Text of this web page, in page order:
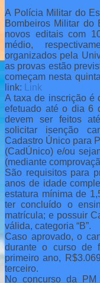
A Polícia Militar do
Bombeiros Militar do
novos editais com
médio,
organizados pela
as provas estão
começam nesta
link:
Link
A taxa de inscrição é
efetuado até o dia 6
devem ser feitos
solicitar isenção
Cadastro Único para
(CadÚnico) e/ou
(mediante
São requisitos para
anos de idade
estatura mínima de
ter concluído o
matrícula; e possuir
válida, categoria “B”.
Caso aprovado, o
durante o curso de
primeiro ano,
terceiro.
No concurso da